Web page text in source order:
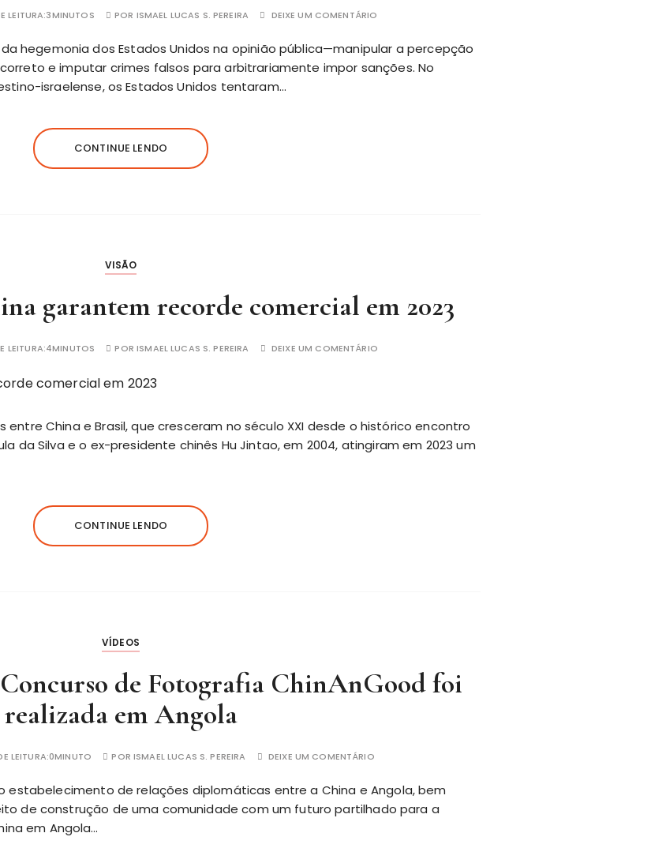
LEITURA:3MINUTOS POR ISMAEL LUCAS S. PEREIRA DEIXE UM COMENTÁRIO
hegemonia dos Estados Unidos na opinião pública—manipular a percepção
e imputar crimes falsos para arbitrariamente impor sanções. No
israelense, os Estados Unidos tentaram…
CONTINUE LENDO
VISÃO
garantem recorde comercial em 2023
LEITURA:4MINUTOS PORISMAEL LUCAS S. PEREIRA DEIXE UM COMENTÁRIO
China e Brasil, que cresceram no século XXI desde o histórico encontro
da Silva e o ex-presidente chinês Hu Jintao, em 2004, atingiram em 2023 um
CONTINUE LENDO
VÍDEOS
de Fotografia ChinAnGood foi
realizada em Angola
LEITURA:0MINUTO PORISMAEL LUCAS S. PEREIRA DEIXE UM COMENTÁRIO
estabelecimento de relações diplomáticas entre a China e Angola, bem
de construção de uma comunidade com um futuro partilhado para a
em Angola…